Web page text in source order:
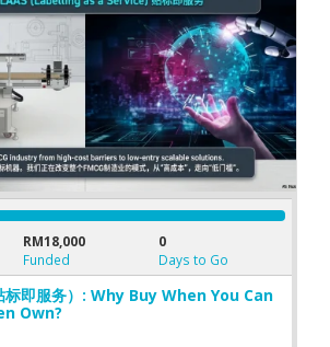
RM18,000
Funded
0
Days to Go
标即服务）: Why Buy When You Can
Own?